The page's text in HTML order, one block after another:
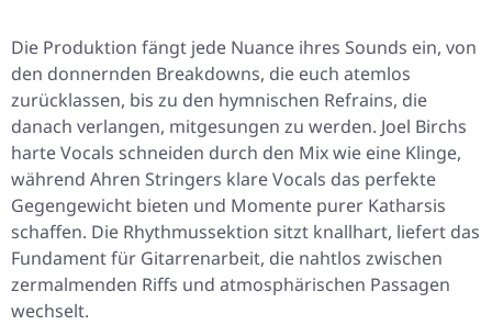
Die Produktion fängt jede Nuance ihres Sounds ein, von
den donnernden Breakdowns, die euch atemlos
zurücklassen, bis zu den hymnischen Refrains, die
danach verlangen, mitgesungen zu werden. Joel Birchs
harte Vocals schneiden durch den Mix wie eine Klinge,
während Ahren Stringers klare Vocals das perfekte
Gegengewicht bieten und Momente purer Katharsis
schaffen. Die Rhythmussektion sitzt knallhart, liefert das
Fundament für Gitarrenarbeit, die nahtlos zwischen
zermalmenden Riffs und atmosphärischen Passagen
wechselt.